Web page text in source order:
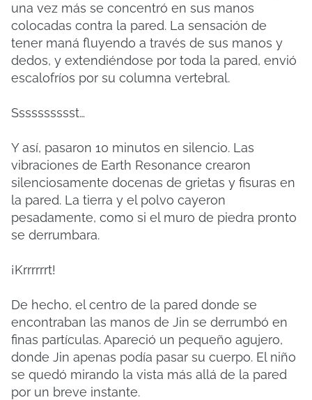
una vez más se concentró en sus manos
colocadas contra la pared. La sensación de
tener maná fluyendo a través de sus manos y
dedos, y extendiéndose por toda la pared, envió
escalofríos por su columna vertebral.
Sssssssssst…
Y así, pasaron 10 minutos en silencio. Las
vibraciones de Earth Resonance crearon
silenciosamente docenas de grietas y fisuras en
la pared. La tierra y el polvo cayeron
pesadamente, como si el muro de piedra pronto
se derrumbara.
¡Krrrrrrt!
De hecho, el centro de la pared donde se
encontraban las manos de Jin se derrumbó en
finas partículas. Apareció un pequeño agujero,
donde Jin apenas podía pasar su cuerpo. El niño
se quedó mirando la vista más allá de la pared
por un breve instante.